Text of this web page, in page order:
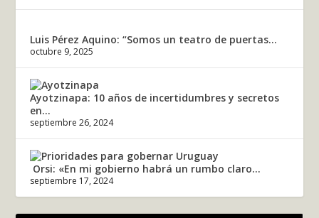
Luis Pérez Aquino: “Somos un teatro de puertas...
octubre 9, 2025
Ayotzinapa: 10 años de incertidumbres y secretos
en...
septiembre 26, 2024
Orsi: «En mi gobierno habrá un rumbo claro...
septiembre 17, 2024